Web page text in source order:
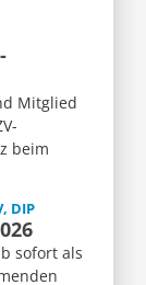
Mitglied
beim
DIP
sofort als